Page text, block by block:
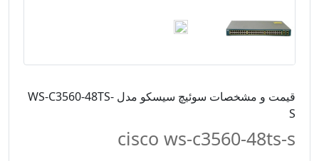
قیمت و مشخصات سوئیچ سیسکو مدل WS-C3560-48TS-
S
cisco ws-c3560-48ts-s